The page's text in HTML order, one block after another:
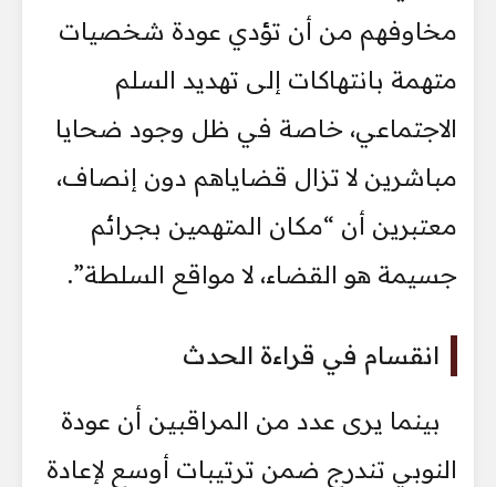
مخاوفهم من أن تؤدي عودة شخصيات
متهمة بانتهاكات إلى تهديد السلم
الاجتماعي، خاصة في ظل وجود ضحايا
مباشرين لا تزال قضاياهم دون إنصاف،
معتبرين أن “مكان المتهمين بجرائم
جسيمة هو القضاء، لا مواقع السلطة”.
انقسام في قراءة الحدث
بينما يرى عدد من المراقبين أن عودة
النوبي تندرج ضمن ترتيبات أوسع لإعادة